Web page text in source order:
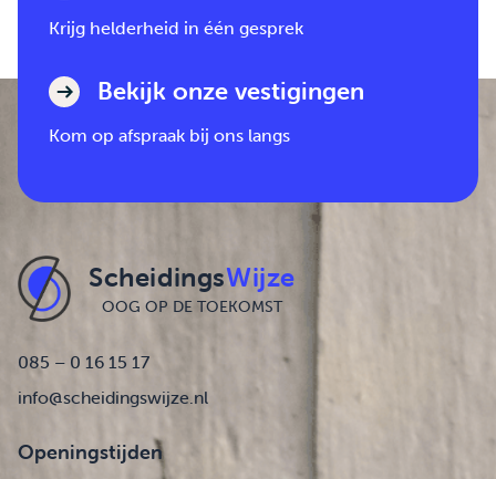
Krijg helderheid in één gesprek
Bekijk onze vestigingen
Kom op afspraak bij ons langs
ScheidingsWijze
OOG OP DE TOEKOMST
085 – 0 16 15 17
info@scheidingswijze.nl
Openingstijden